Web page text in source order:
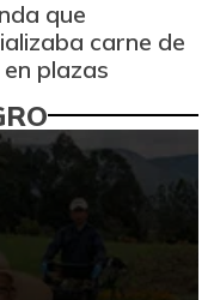
que
carne de
plazas